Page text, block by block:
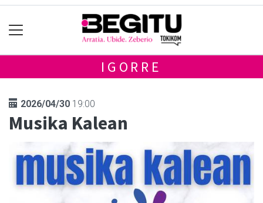
IGORRE
2026/04/30 19:00
Musika Kalean